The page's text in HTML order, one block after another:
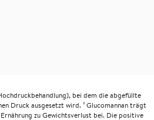
bei dem die abgefüllte
Druck ausgesetzt wird. ² Glucomannan trägt
zu Gewichtsverlust bei. Die positive